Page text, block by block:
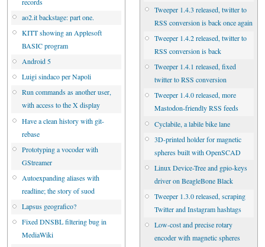
ao2.it backstage: part one.
KITT showing an Applesoft
BASIC program
Android 5
Luigi sindaco per Napoli
Run commands as another user,
with access to the X display
Have a clean history with git-
rebase
Prototyping a vocoder with
GStreamer
Autoexpanding aliases with
readline; the story of suod
Lapsus geografico?
Fixed DNSBL filtering bug in
MediaWiki
Tweeper 1.4.3 released, twitter to
RSS conversion is back once again
Tweeper 1.4.2 released, twitter to
RSS conversion is back
Tweeper 1.4.1 released, fixed
twitter to RSS conversion
Tweeper 1.4.0 released, more
Mastodon-friendly RSS feeds
Cyclabile, a labile bike lane
3D-printed holder for magnetic
spheres built with OpenSCAD
Linux Device-Tree and gpio-keys
driver on BeagleBone Black
Tweeper 1.3.0 released, scraping
Twitter and Instagram hashtags
Low-cost and precise rotary
encoder with magnetic spheres